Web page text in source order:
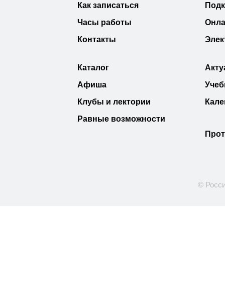
Как записаться
Часы работы
Контакты
Каталог
Афиша
Клубы и лектории
Равные возможности
©